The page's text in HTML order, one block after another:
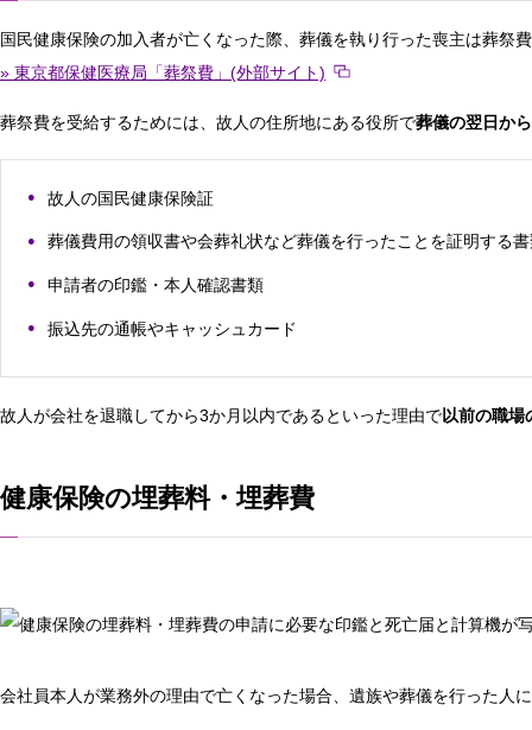
国民健康保険の加入者が亡くなった際、葬儀を執り行った喪主は葬祭
» 東京都保健医療局「葬祭費」(外部サイト)
葬祭費を受給するためには、故人の住所地にある役所で葬儀の翌日か
故人の国民健康保険証
葬儀費用の領収書や会葬礼状など葬儀を行ったことを証明する
申請者の印鑑・本人確認書類
振込先の通帳やキャッシュカード
故人が会社を退職してから3か月以内であるといった理由で以前の職場
健康保険の埋葬料・埋葬費
会社員本人が業務外の理由で亡くなった場合、遺族や葬儀を行った人に